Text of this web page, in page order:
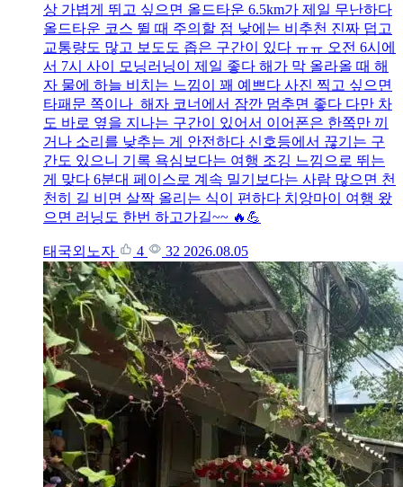
상 가볍게 뛰고 싶으면 올드타운 6.5km가 제일 무난하다
올드타운 코스 뛸 때 주의할 점 낮에는 비추천 진짜 덥고
교통량도 많고 보도도 좁은 구간이 있다 ㅠㅠ 오전 6시에
서 7시 사이 모닝러닝이 제일 좋다 해가 막 올라올 때 해
자 물에 하늘 비치는 느낌이 꽤 예쁘다 사진 찍고 싶으면
타패문 쪽이나 해자 코너에서 잠깐 멈추면 좋다 다만 차
도 바로 옆을 지나는 구간이 있어서 이어폰은 한쪽만 끼
거나 소리를 낮추는 게 안전하다 신호등에서 끊기는 구
간도 있으니 기록 욕심보다는 여행 조깅 느낌으로 뛰는
게 맞다 6분대 페이스로 계속 밀기보다는 사람 많으면 천
천히 길 비면 살짝 올리는 식이 편하다 치앙마이 여행 왔
으면 러닝도 한번 하고가길~~ 🔥💪
태국외노자 4 32 2026.08.05